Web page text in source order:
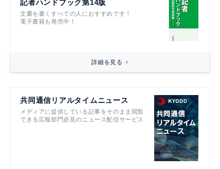
記者ハンドブック第14版
文書を書くすべての人におすすめです！
電子書籍も発売中！
詳細を見る
共同通信リアルタイムニュース
メディアに提供している記事をそのまま閲覧
できる広報部門必見のニュース配信サービス